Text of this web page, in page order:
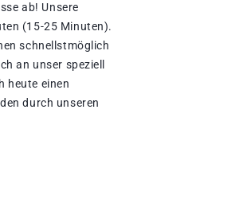
ab! Unsere
(15-25 Minuten).
schnellstmöglich
an unser speziell
heute einen
durch unseren